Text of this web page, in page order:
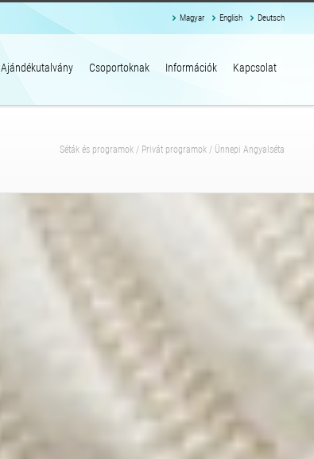
Magyar English Deutsch
Ajándékutalvány Csoportoknak Információk Kapcsolat
Séták és programok / Privát programok / Ünnepi Angyalséta